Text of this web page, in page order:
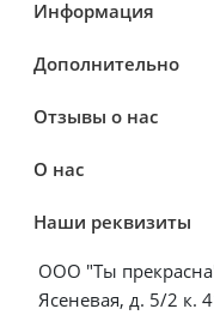
Информация
Дополнительно
Отзывы о нас
О нас
Наши реквизиты
ООО "Ты
Ясеневая, д. 5/2 к.